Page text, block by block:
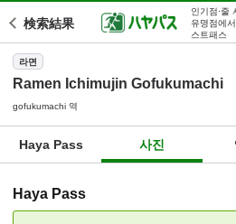
検索結果
인기점·줄
유명점에
스트패스
라면
Ramen Ichimujin Gofukumachi
gofukumachi 역
Haya Pass 사진
Haya Pass